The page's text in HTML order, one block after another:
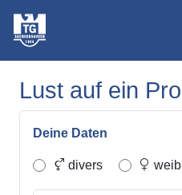
Lust auf ein
Deine Daten
divers